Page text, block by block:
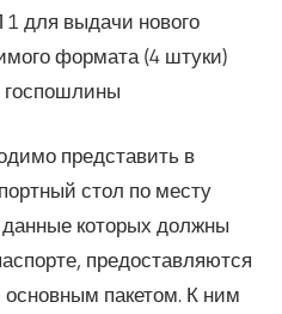
для выдачи нового
формата (4 штуки)
госпошлины
представить в
стол по месту
которых должны
предоставляются
пакетом. К ним